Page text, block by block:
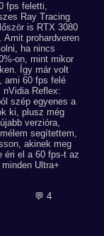
fps feletti,
Ray Tracing
is RTX 3080
Amit prohardveren
ha nincs
on, mint mikor
Így már volt
ami 60 fps felé
nVidia Reflex:
szép egyenes a
ki, plusz még
verzióra,
segítettem,
akinek meg
éri el a 60 fps-t az
Ultra+
💬 4